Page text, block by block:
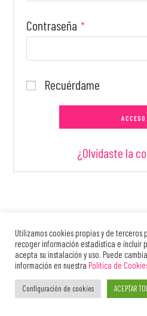
Contraseña *
Recuérdame
ACCESO
¿Olvidaste la
Contacto Aviso Legal Política de
TODOS LOS TRABAJOS SON COPYRIGHT © DE CADA
UTILIZAR O
Utilizamos cookies propias y de terceros
recoger información estadística e incluir
acepta su instalación y uso. Puede
información en nuestra Política de
Configuración de cookies ACEPTAR